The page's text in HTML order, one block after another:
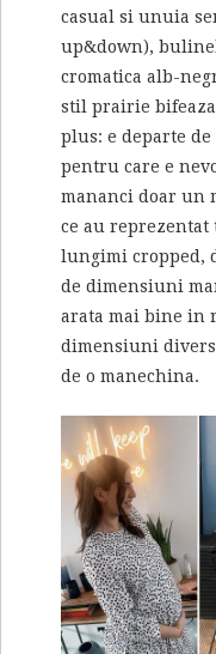
casual si unuia
up&down),
cromatica alb-
stil prairie
plus: e departe
pentru care e
mananci doar un
ce au
lungimi cropped,
de dimensiuni
arata mai bine in
dimensiuni
de o manechina.